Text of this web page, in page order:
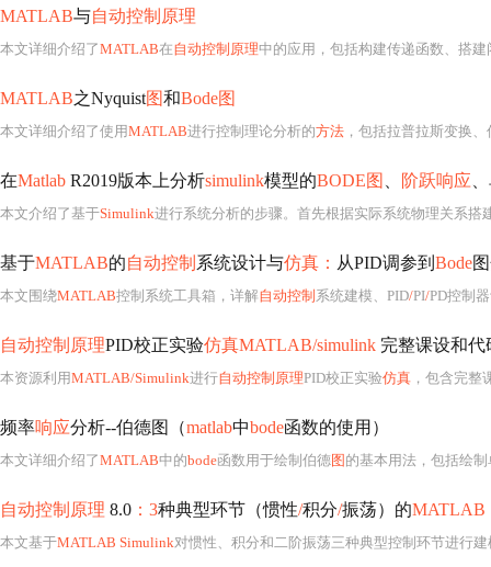
MATLAB与自动控制原理
本文详细介绍了MATLAB在自动控制原理中的应用，包括构建传递函数、搭
MATLAB之Nyquist图和Bode图
本文详细介绍了使用MATLAB进行控制理论分析的方法 ，包括拉普拉斯变换、传递函数
在Matlab R2019版本上分析simulink模型的BODE图 阶跃响应
本文介绍了基于Simulink进行系统分析的步骤。首先根据实际系统物理关系搭
基于MATLAB的自动控制 系统设计与仿真： 从PID调参到 Bode
本文围绕MATLAB控制系统工具箱，详解自动控制 系统建模、PID/PI/PD控制
自动控制原理PID校正实验仿真MATLAB/simulink 完整课设和代
本资源利用MATLAB/Simulink进行自动控制原理PID校正实验仿真 ，包含完整
频率响应分析--伯德图（matlab中bode函数的使用）
本文详细介绍了MATLAB中的bode函数用于绘制伯德图 的基本用法，包括绘
自动控制原理 8.0 ：3种典型环节（惯性/积分/振荡）的MATLAB
本文基于MATLAB Simulink对惯性、积分和二阶振荡三种典型控制环节进行建